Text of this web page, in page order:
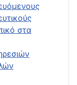
στα